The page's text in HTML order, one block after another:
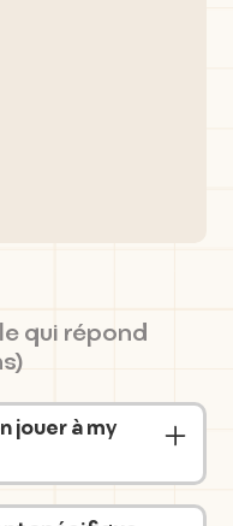
qui répond
jouer à my
jeunes d’être